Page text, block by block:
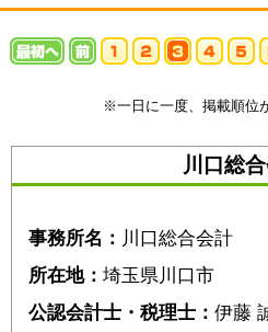
※一日に一度、掲載順位
川口総
事務所名： 川口総合会計
所在地： 埼玉県川口市
公認会計士・税理士： 伊藤